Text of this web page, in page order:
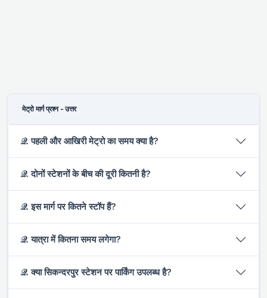
मेट्रो मार्ग प्रश्न - उत्तर
𝒬. पहली और आखिरी मेट्रो का समय क्या है?
𝒬. दोनों स्टेशनों के बीच की दूरी कितनी है?
𝒬. इस मार्ग पर कितने स्टॉप हैं?
𝒬. यात्रा में कितना समय लगेगा?
𝒬. क्या सिकन्दरपुर स्टेशन पर पार्किंग उपलब्ध है?